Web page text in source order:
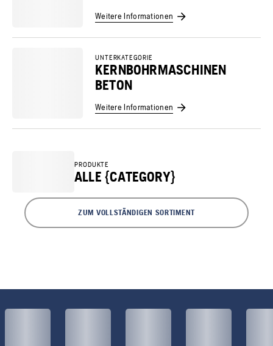
Weitere Informationen
UNTERKATEGORIE
KERNBOHRMASCHINEN
BETON
Weitere Informationen
PRODUKTE
ALLE {CATEGORY}
ZUM VOLLSTÄNDIGEN SORTIMENT